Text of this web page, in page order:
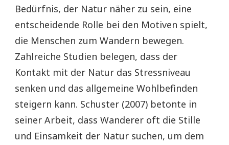
Bedürfnis, der Natur näher zu sein, eine
entscheidende Rolle bei den Motiven spielt,
die Menschen zum Wandern bewegen.
Zahlreiche Studien belegen, dass der
Kontakt mit der Natur das Stressniveau
senken und das allgemeine Wohlbefinden
steigern kann. Schuster (2007) betonte in
seiner Arbeit, dass Wanderer oft die Stille
und Einsamkeit der Natur suchen, um dem